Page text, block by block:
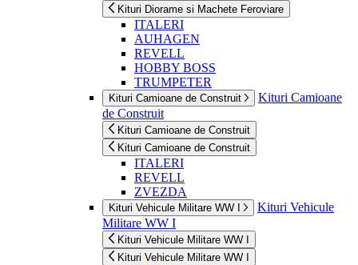
Kituri Diorame si Machete Feroviare
ITALERI
AUHAGEN
REVELL
HOBBY BOSS
TRUMPETER
Kituri Camioane de Construit
Kituri Camioane
de Construit
Kituri Camioane de Construit
Kituri Camioane de Construit
ITALERI
REVELL
ZVEZDA
Kituri Vehicule Militare WW I
Kituri Vehicule
Militare WW I
Kituri Vehicule Militare WW I
Kituri Vehicule Militare WW I